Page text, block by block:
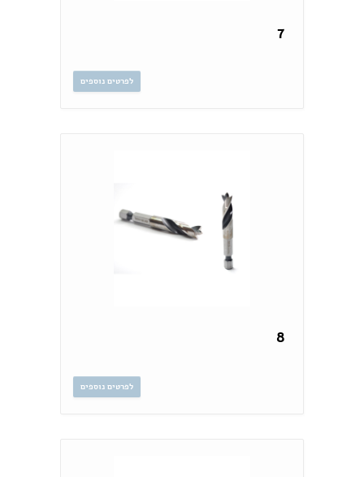
7
לפרטים נוספים
8
לפרטים נוספים